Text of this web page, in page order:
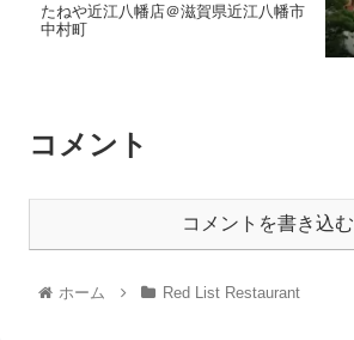
たねや近江八幡店＠滋賀県近江八幡市
中村町
コメント
コメントを書き込む
ホーム Red List Restaurant